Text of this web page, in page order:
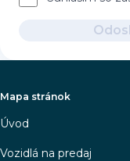
Mapa stránok
Úvod
Vozidlá na predaj